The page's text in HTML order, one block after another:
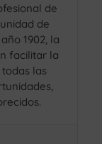
de
de
1902, la
facilitar la
las